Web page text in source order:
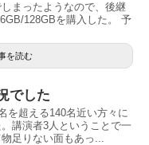
まったようなので、後継
128GBを購入した。 予
を読む
でした
を超える140名近い方々に
講演者3人ということで一
足りない面もあっ...